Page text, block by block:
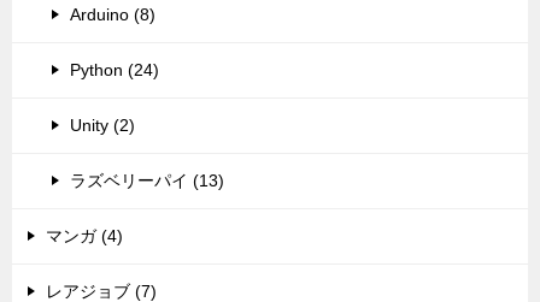
Arduino (8)
Python (24)
Unity (2)
ラズベリーパイ (13)
マンガ (4)
レアジョブ (7)